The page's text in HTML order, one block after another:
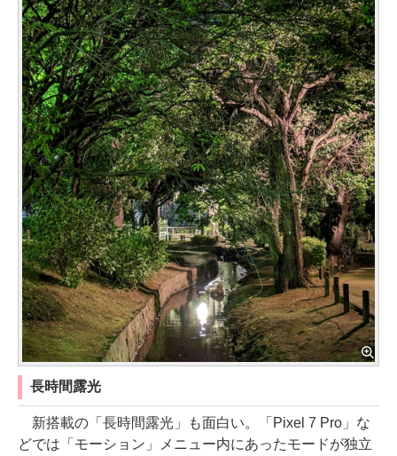
長時間露光
新搭載の「長時間露光」も面白い。「Pixel 7 Pro」な
どでは「モーション」メニュー内にあったモードが独立